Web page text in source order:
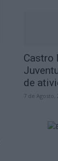
Castro
de
7 de Agosto,